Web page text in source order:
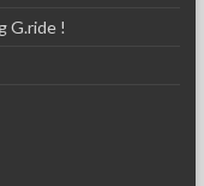
G.ride !